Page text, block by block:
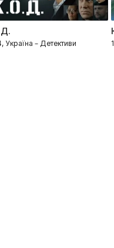
Україна – Детективи